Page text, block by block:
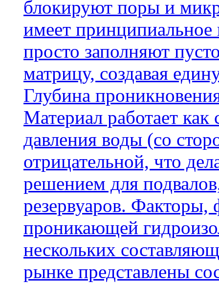
блокируют поры и
имеет
просто заполняют
матрицу, создавая
Глубина
Материал работает
давления воды (со
отрицательной, что
решением для
резервуаров.
проникающей
нескольких
рынке представлены